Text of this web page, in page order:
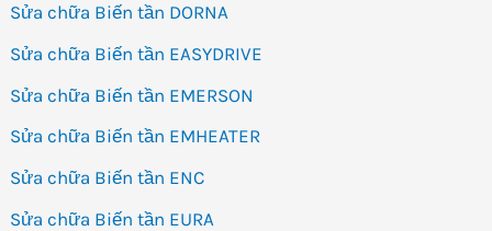
Sửa chữa Biến tần DORNA
Sửa chữa Biến tần EASYDRIVE
Sửa chữa Biến tần EMERSON
Sửa chữa Biến tần EMHEATER
Sửa chữa Biến tần ENC
Sửa chữa Biến tần EURA